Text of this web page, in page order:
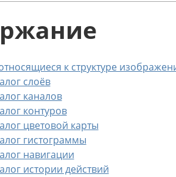
к структуре
слоёв
каналов
контуров
цветовой карты
гистограммы
навигации
истории действий